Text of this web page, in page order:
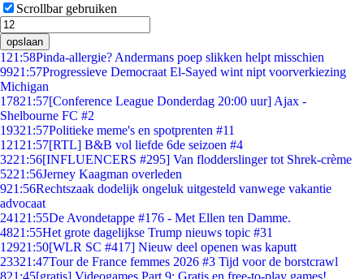
Scrollbar gebruiken
opslaan
1 21:58Pinda-allergie? Andermans poep slikken helpt misschien
9921:57Progressieve Democraat El-Sayed wint nipt voorverkiezing
Michigan
17821:57[Conference League Donderdag 20:00 uur] Ajax -
Shelbourne FC #2
19321:57Politieke meme's en spotprenten #11
121 21:57[RTL] B&B vol liefde 6de seizoen #4
3221:56[INFLUENCERS #295] Van flodderslinger tot Shrek-crème
5221:56Jerney Kaagman overleden
921:56Rechtszaak dodelijk ongeluk uitgesteld vanwege vakantie
advocaat
241 21:55De Avondetappe #176 - Met Ellen ten Damme.
4821:55Het grote dagelijkse Trump nieuws topic #31
12921:50[WLR SC #417] Nieuw deel openen was kaputt
23321:47Tour de France femmes 2026 #3 Tijd voor de borstcrawl
821:45[gratis] Videogames Part 9: Gratis en free-to-play games!